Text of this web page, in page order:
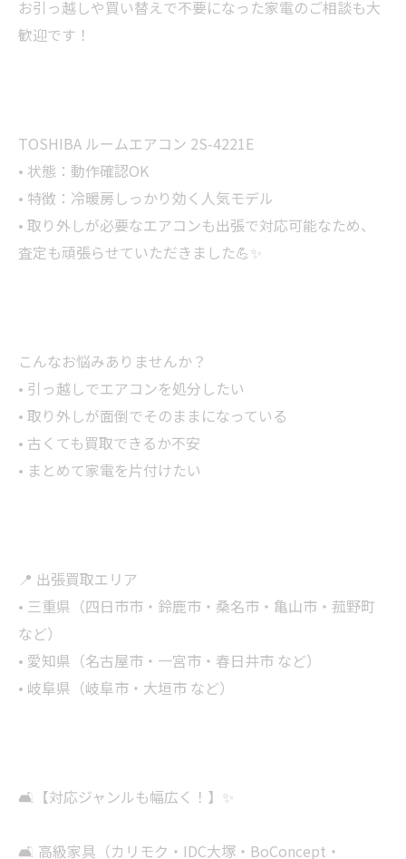
お引っ越しや買い替えで不要になった家電のご相談も大
歓迎です！
TOSHIBA ルームエアコン 2S-4221E
• 状態：動作確認OK
• 特徴：冷暖房しっかり効く人気モデル
• 取り外しが必要なエアコンも出張で対応可能なため、
査定も頑張らせていただきました💪✨
こんなお悩みありませんか？
• 引っ越しでエアコンを処分したい
• 取り外しが面倒でそのままになっている
• 古くても買取できるか不安
• まとめて家電を片付けたい
📍 出張買取エリア
• 三重県（四日市市・鈴鹿市・桑名市・亀山市・菰野町
など）
• 愛知県（名古屋市・一宮市・春日井市 など）
• 岐阜県（岐阜市・大垣市 など）
🛋【対応ジャンルも幅広く！】✨
🛋 高級家具（カリモク・IDC大塚・BoConcept・